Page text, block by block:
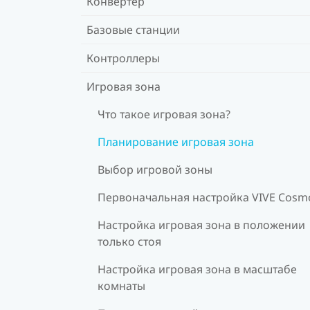
Базовые станции
Контроллеры
Игровая зона
Что такое игровая зона?
Планирование игровая зона
Выбор игровой зоны
Первоначальная настройка VIVE
Настройка игровая зона в положении
только стоя
Настройка игровая зона в масштабе
комнаты